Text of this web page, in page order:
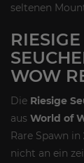
seltenen
RIESIGE
WOW
Die Riesige
aus World of
Rare Spawn in
nicht an ein